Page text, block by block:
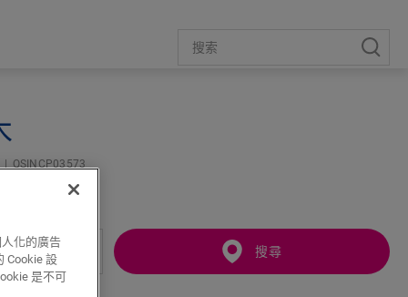
QSINCP03573
搜尋
化的廣告
Cookie 設
是不可